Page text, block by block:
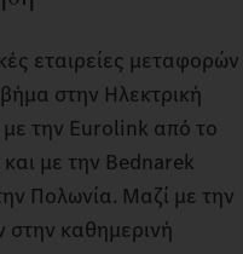
εταιρείες μεταφορών
στην Ηλεκτρική
με την Eurolink από το
με την Bednarek
Πολωνία. Μαζί με την
στην καθημερινή